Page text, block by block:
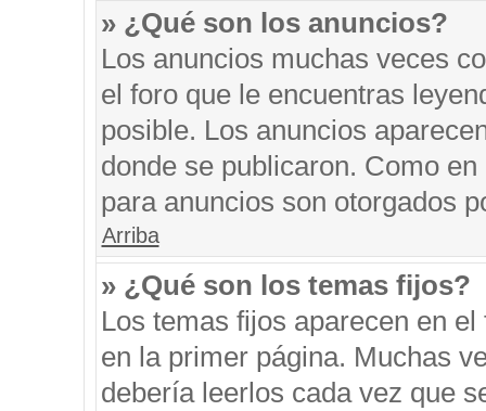
» ¿Qué son los anuncios?
Los anuncios muchas veces
el foro que le encuentras
posible. Los anuncios
donde se publicaron. Como
para anuncios son otorgados
Arriba
» ¿Qué son los temas fijos?
Los temas fijos aparecen en
en la primer página. Muchas
debería leerlos cada vez que